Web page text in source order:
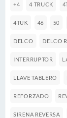
+4 4 TRUCK
4TUK 46 50
DELCO DELCO
INTERRUPTOR
LLAVE TABLERO
REFORZADO
SIRENA REVERSA